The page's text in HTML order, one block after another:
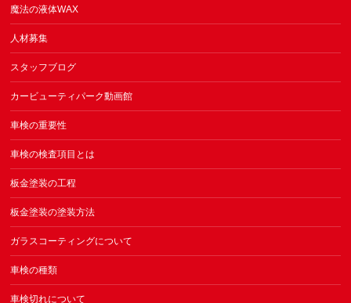
魔法の液体WAX
人材募集
スタッフブログ
カービューティパーク動画館
車検の重要性
車検の検査項目とは
板金塗装の工程
板金塗装の塗装方法
ガラスコーティングについて
車検の種類
車検切れについて